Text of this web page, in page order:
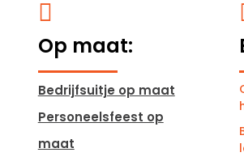

Op maat:
Bedrijfsuitje op maat
Personeelsfeest op
maat